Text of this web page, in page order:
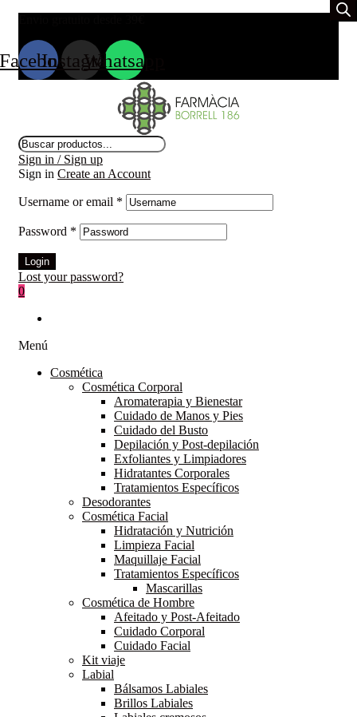
Instagram
Whatsapp
Búsqueda
de
productos
Sign in / Sign up
Sign in Create an Account
Username or email *
Password *
Login
Lost your password?
0
Menú
Cosmética
Cosmética Corporal
Aromaterapia y Bienestar
Cuidado de Manos y Pies
Cuidado del Busto
Depilación y Post-depilación
Exfoliantes y Limpiadores
Hidratantes Corporales
Tratamientos Específicos
Desodorantes
Cosmética Facial
Hidratación y Nutrición
Limpieza Facial
Maquillaje Facial
Tratamientos Específicos
Mascarillas
Cosmética de Hombre
Afeitado y Post-Afeitado
Cuidado Corporal
Cuidado Facial
Kit viaje
Labial
Bálsamos Labiales
Brillos Labiales